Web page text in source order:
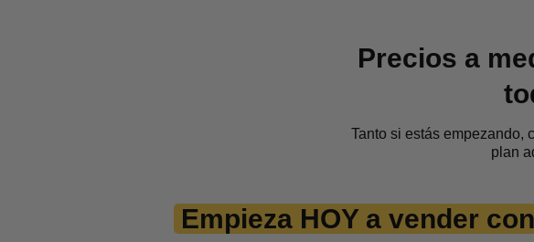
Precios a
Tanto si estás empezando,
plan
Empieza HOY a vender con